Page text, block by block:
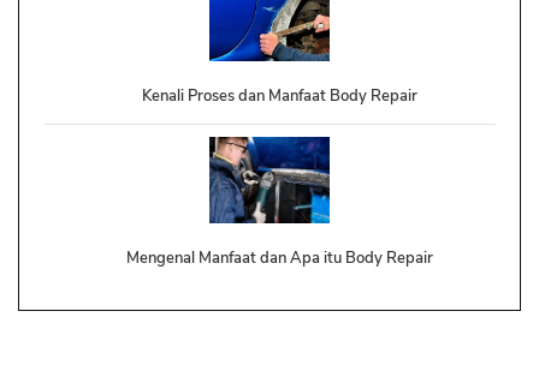
Kenali Proses dan Manfaat Body Repair
Mengenal Manfaat dan Apa itu Body Repair